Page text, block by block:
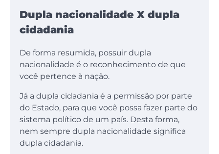
Dupla nacionalidade X dupla
cidadania
De forma resumida, possuir dupla
nacionalidade é o reconhecimento de que
você pertence à nação.
Já a dupla cidadania é a permissão por parte
do Estado, para que você possa fazer parte do
sistema político de um país. Desta forma,
nem sempre dupla nacionalidade significa
dupla cidadania.